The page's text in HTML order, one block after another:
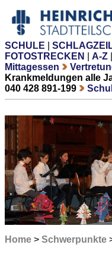
SCHULE
FOTOSTRECKEN
A-Z
Mittagessen
Krankmeldungen alle
040 428 891-199
Home > Schwerpunkte